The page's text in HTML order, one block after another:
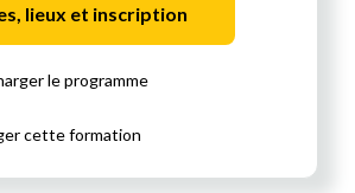
lieux et inscription
le programme
cette formation